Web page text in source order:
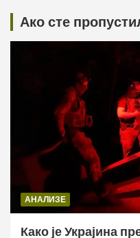
Ако сте
АНАЛИЗЕ
Како је Украјина